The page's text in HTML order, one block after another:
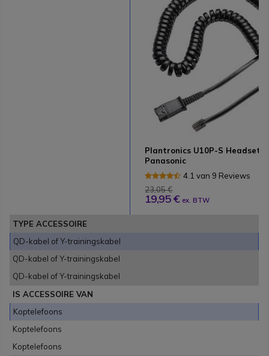
Plantronics U10P-S Headset
Panasonic
4.1 van 9 Reviews
23,05 €
19,95 € ex. BTW
TYPE ACCESSOIRE
QD-kabel of Y-trainingskabel
QD-kabel of Y-trainingskabel
QD-kabel of Y-trainingskabel
IS ACCESSOIRE VAN
Koptelefoons
Koptelefoons
Koptelefoons